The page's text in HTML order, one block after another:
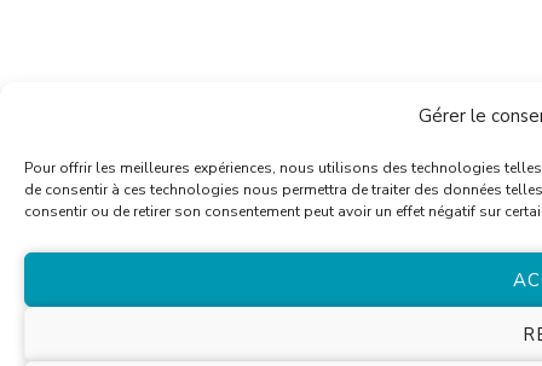
Gérer le
Pour offrir les meilleures expériences, nous utilisons des technologies
de consentir à ces technologies nous permettra de traiter des données
consentir ou de retirer son consentement peut avoir un effet négatif sur